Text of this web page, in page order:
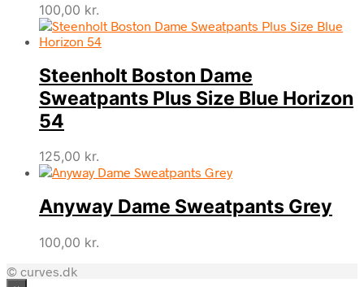
100,00 kr.
Steenholt Boston Dame
Sweatpants Plus Size Blue Horizon
54
125,00 kr.
Anyway Dame Sweatpants Grey
100,00 kr.
© curves.dk